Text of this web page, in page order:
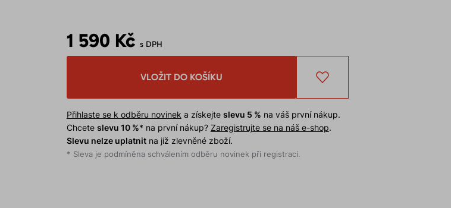
1 590 Kč s DPH
VLOŽIT DO KOŠÍKU
Přihlaste se k odběru novinek a získejte slevu 5 % na váš první nákup.
Chcete slevu 10 %* na první nákup? Zaregistrujte se na náš e-shop.
Slevu nelze uplatnitna již zlevněné zboží.
* Sleva je podmíněna schválením odběru novinek při registraci.